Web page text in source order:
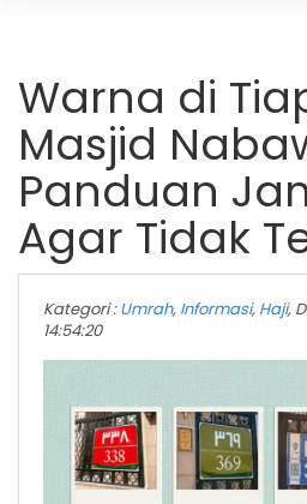
Warna di
Masjid
Panduan
Agar Tidak
Kategori :Umrah, Informasi, Haji,
14:54:20